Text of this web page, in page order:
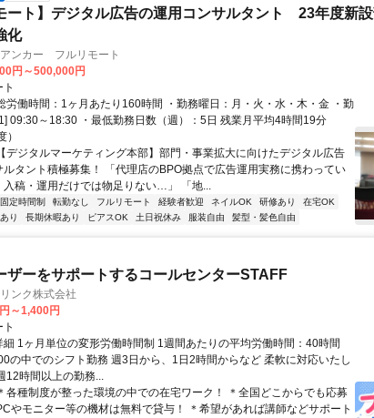
ート】デジタル広告の運用コンサルタント 23年度新
化
ンカー フルリモート
円～500,000円
労働時間：1ヶ月あたり160時間 ・勤務曜日：月・火・水・木・金 ・勤
09:30～18:30 ・最低勤務日数（週）：5日 残業月平均4時間19分
）
デジタルマーケティング本部】部門・事業拡大に向けたデジタル広告
ルタント積極募集！ 「代理店のBPO拠点で広告運用実務に携わってい
入稿・運用だけでは物足りない…」 「地...
固定時間制 転勤なし フルリモート 経験者歓迎 ネイルOK 研修あり
在宅OK
り 長期休暇あり ピアスOK 土日祝休み 服装自由 髪型・髪色自由
ザーをサポートするコールセンターSTAFF
ンク株式会社
～1,400円
細 1ヶ月単位の変形労働時間制 1週間あたりの平均労働時間：40時間
の中でのシフト勤務 週3日から、1日2時間からなど 柔軟に対応いたし
12時間以上の勤務...
各種制度が整った環境の中での在宅ワーク！ ＊全国どこからでも応募
やモニター等の機材は無料で貸与！ ＊希望があれば講師などサポート